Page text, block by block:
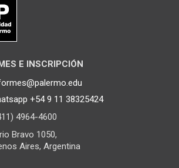
E INSCRIPCIÓN
+54 9 11 38325424
4964-4600
Bravo 1050,
Aires, Argentina